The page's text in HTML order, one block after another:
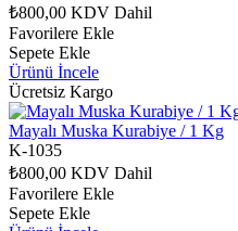
₺800,00 KDV Dahil
Favorilere Ekle
Sepete Ekle
Ürünü İncele
Ücretsiz Kargo
Mayalı Muska Kurabiye / 1 Kg
K-1035
₺800,00 KDV Dahil
Favorilere Ekle
Sepete Ekle